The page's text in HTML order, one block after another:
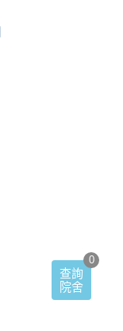
查詢
院舍
0